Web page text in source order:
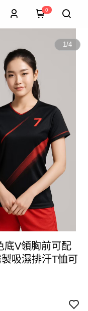
0
1/4
吸濕排汗T恤可